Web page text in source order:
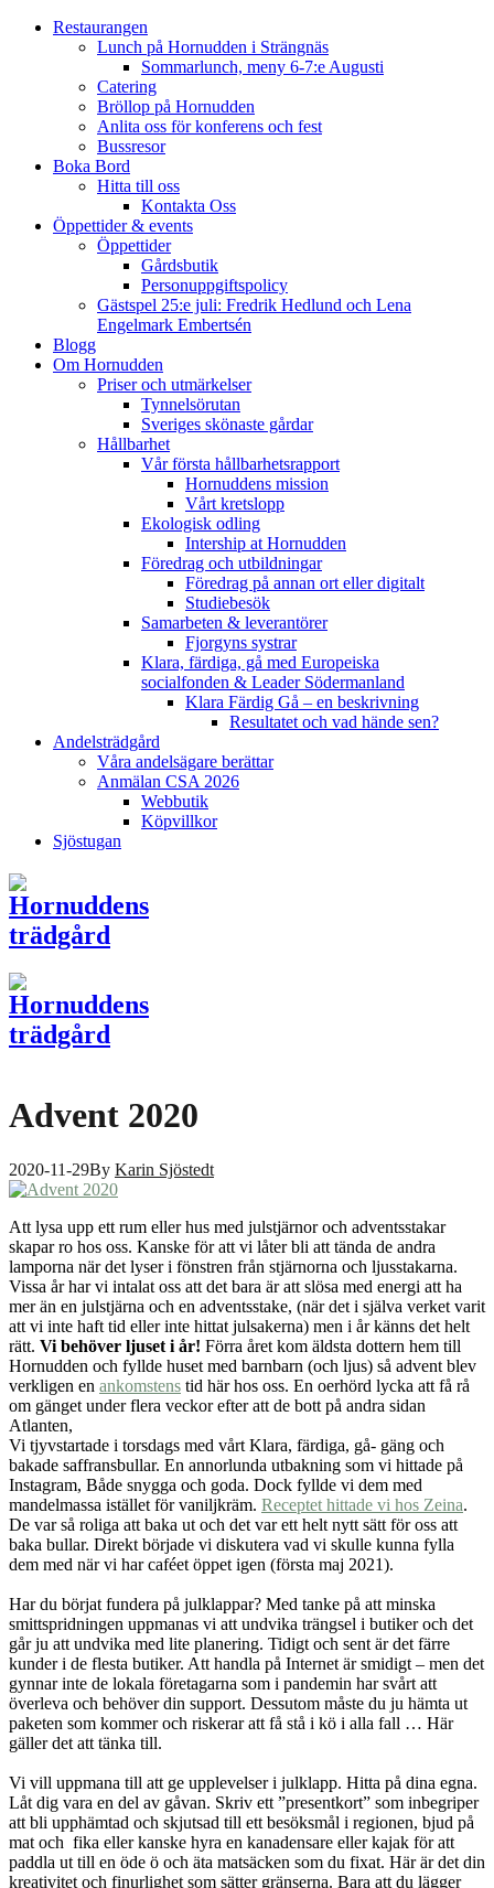
Restaurangen
Lunch på Hornudden i Strängnäs
Sommarlunch, meny 6-7:e Augusti
Catering
Bröllop på Hornudden
Anlita oss för konferens och fest
Bussresor
Boka Bord
Hitta till oss
Kontakta Oss
Öppettider & events
Öppettider
Gårdsbutik
Personuppgiftspolicy
Gästspel 25:e juli: Fredrik Hedlund och Lena
Engelmark Embertsén
Blogg
Om Hornudden
Priser och utmärkelser
Tynnelsörutan
Sveriges skönaste gårdar
Hållbarhet
Vår första hållbarhetsrapport
Hornuddens mission
Vårt kretslopp
Ekologisk odling
Intership at Hornudden
Föredrag och utbildningar
Föredrag på annan ort eller digitalt
Studiebesök
Samarbeten & leverantörer
Fjorgyns systrar
Klara, färdiga, gå med Europeiska
socialfonden & Leader Södermanland
Klara Färdig Gå – en beskrivning
Resultatet och vad hände sen?
Andelsträdgård
Våra andelsägare berättar
Anmälan CSA 2026
Webbutik
Köpvillkor
Sjöstugan
Advent 2020
2020-11-29By Karin Sjöstedt
Att lysa upp ett rum eller hus med julstjärnor och adventsstakar
skapar ro hos oss. Kanske för att vi låter bli att tända de andra
lamporna när det lyser i fönstren från stjärnorna och ljusstakarna.
Vissa år har vi intalat oss att det bara är att slösa med energi att ha
mer än en julstjärna och en adventsstake, (när det i själva verket varit
att vi inte haft tid eller inte hittat julsakerna) men i år känns det helt
rätt. Vi behöver ljuset i år! Förra året kom äldsta dottern hem till
Hornudden och fyllde huset med barnbarn (och ljus) så advent blev
verkligen en ankomstens tid här hos oss. En oerhörd lycka att få rå
om gänget under flera veckor efter att de bott på andra sidan
Atlanten,
Vi tjyvstartade i torsdags med vårt Klara, färdiga, gå- gäng och
bakade saffransbullar. En annorlunda utbakning som vi hittade på
Instagram, Både snygga och goda. Dock fyllde vi dem med
mandelmassa istället för vaniljkräm. Receptet hittade vi hos Zeina.
De var så roliga att baka ut och det var ett helt nytt sätt för oss att
baka bullar. Direkt började vi diskutera vad vi skulle kunna fylla
dem med när vi har caféet öppet igen (första maj 2021).
Har du börjat fundera på julklappar? Med tanke på att minska
smittspridningen uppmanas vi att undvika trängsel i butiker och det
går ju att undvika med lite planering. Tidigt och sent är det färre
kunder i de flesta butiker. Att handla på Internet är smidigt – men det
gynnar inte de lokala företagarna som i pandemin har svårt att
överleva och behöver din support. Dessutom måste du ju hämta ut
paketen som kommer och riskerar att få stå i kö i alla fall … Här
gäller det att tänka till.
Vi vill uppmana till att ge upplevelser i julklapp. Hitta på dina egna.
Låt dig vara en del av gåvan. Skriv ett ”presentkort” som inbegriper
att bli upphämtad och skjutsad till ett besöksmål i regionen, bjud på
mat och fika eller kanske hyra en kanadensare eller kajak för att
paddla ut till en öde ö och äta matsäcken som du fixat. Här är det din
kreativitet och finurlighet som sätter gränserna. Bara att du lägger